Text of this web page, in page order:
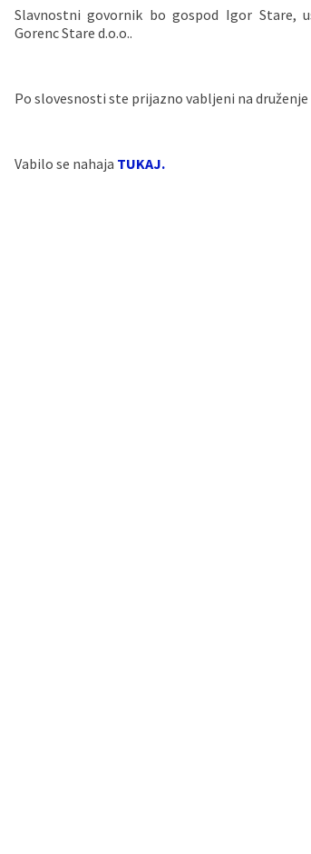
Slavnostni govornik bo gospod Igor Stare,
Gorenc Stare d.o.o..
Po slovesnosti ste prijazno vabljeni na
Vabilo se nahaja TUKAJ.
Vaške skupnosti
Gasilstvo, zaščita in reševanje
Načrt ravnanja s stvarnim premoženjem
Galerija slik
Dokumenti v javni obravnavi